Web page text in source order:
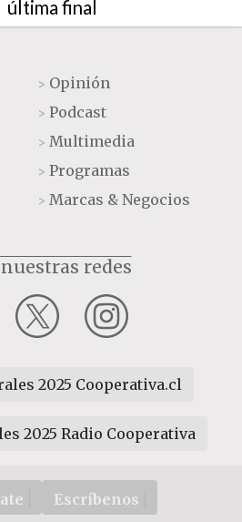
última final
> Opinión
> Podcast
> Multimedia
> Programas
> Marcas & Negocios
redes
2025 Cooperativa.cl
2025 Radio Cooperativa
Escríbenos